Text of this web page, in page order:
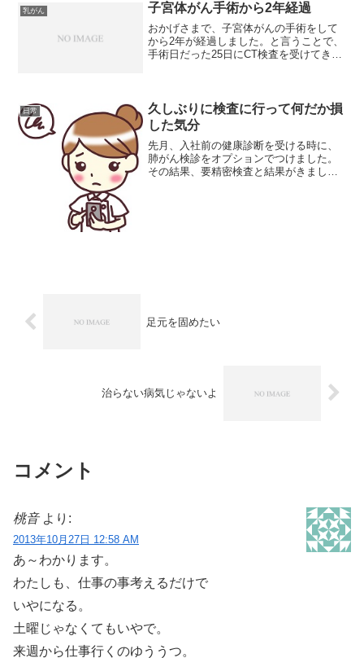
乳がん 子宮体がん手術から2年経過
おかげさまで、子宮体がんの手術をして
から2年が経過しました。と言うことで、
手術日だった25日にCT検査を受けてきま
乳腺術後。局所再...
日常
久しぶりに検査に行って何だか損
した気分
先月、入社前の健康診断を受ける時に、
肺がん検診をオプションでつけました。
その結果、要精密検査と結果がきまし
足元を固めたい
治らない病気じゃないよ
コメント
桃音 より:
2013年10月27日 12:58 AM
あ～わかります。
わたしも、仕事の事考えるだけで
いやになる。
土曜じゃなくてもいやで。
来週から仕事行くのゆううつ。